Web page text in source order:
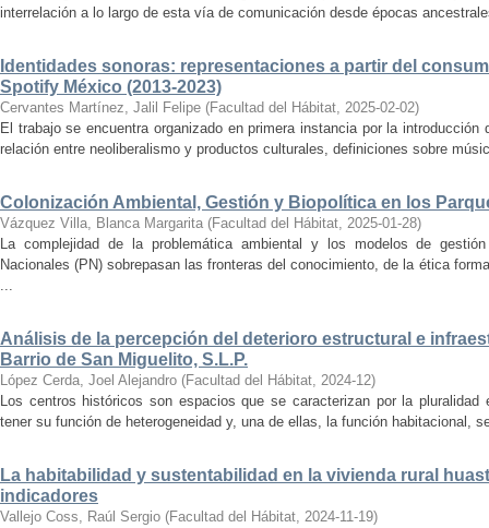
interrelación a lo largo de esta vía de comunicación desde épocas
Identidades sonoras: representaciones a partir del
Spotify México (2013-2023)
Cervantes Martínez, Jalil Felipe (Facultad del Hábitat, 2025-02-02)
El trabajo se encuentra organizado en primera instancia por la
relación entre neoliberalismo y productos culturales, definiciones sobre
Colonización Ambiental, Gestión y Biopolítica en los
Vázquez Villa, Blanca Margarita (Facultad del Hábitat, 2025-01-28)
La complejidad de la problemática ambiental y los modelos de
Nacionales (PN) sobrepasan las fronteras del conocimiento, de la ética
...
Análisis de la percepción del deterioro estructural e
Barrio de San Miguelito, S.L.P.
López Cerda, Joel Alejandro (Facultad del Hábitat, 2024-12)
Los centros históricos son espacios que se caracterizan por la
tener su función de heterogeneidad y, una de ellas, la función habitacional,
La habitabilidad y sustentabilidad en la vivienda rural
indicadores
Vallejo Coss, Raúl Sergio (Facultad del Hábitat, 2024-11-19)